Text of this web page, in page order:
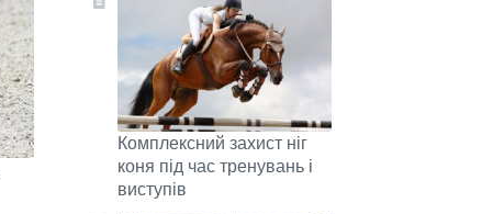
Комплексний захист ніг
коня під час тренувань і
виступів